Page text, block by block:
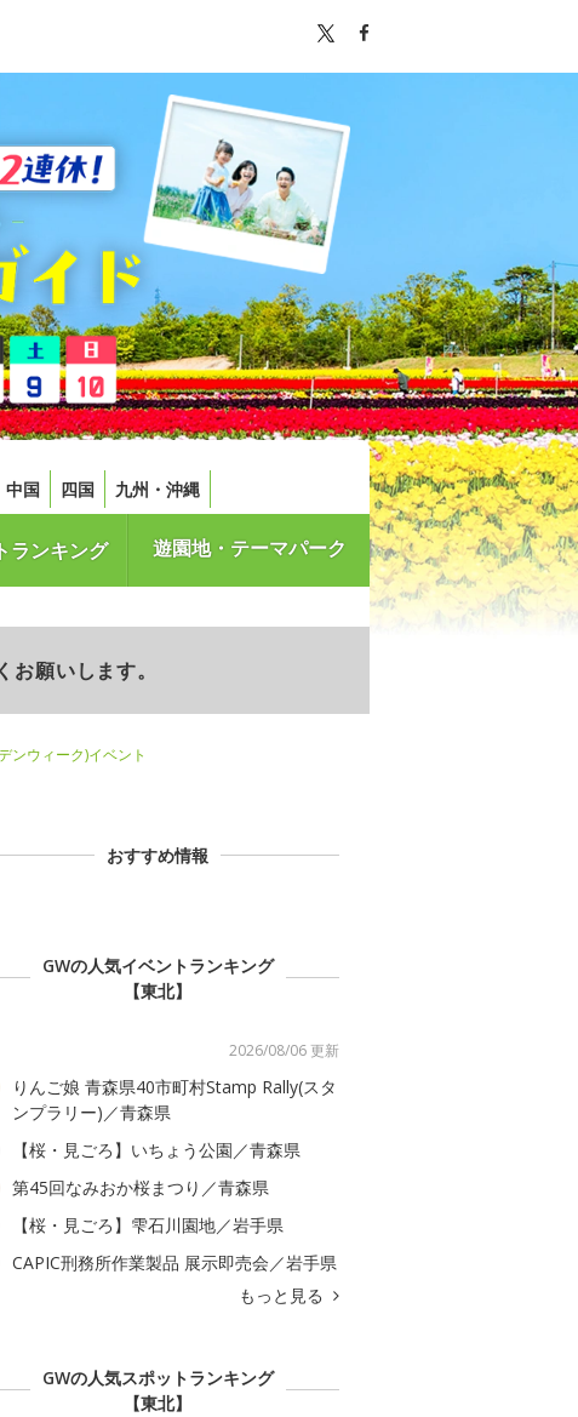
中国 四国 九州・沖縄
ランキング 遊園地・テーマパーク
願いします。
ンウィーク)イベント
おすすめ情報
GWの人気イベントランキング
【東北】
2026/08/06 更新
りんご娘 青森県40市町村Stamp Rally(スタ
ンプラリー)／青森県
【桜・見ごろ】いちょう公園／青森県
第45回なみおか桜まつり／青森県
【桜・見ごろ】雫石川園地／岩手県
CAPIC刑務所作業製品 展示即売会／岩手県
もっと見る
GWの人気スポットランキング
【東北】